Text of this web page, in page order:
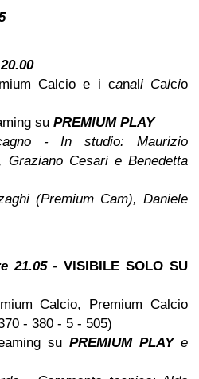
Calcio e i canali Calcio
su PREMIUM PLAY
- In studio:Maurizio
Graziano Cesari e Benedetta
(Premium Cam), Daniele
21.05 -VISIBILE SOLO SU
Calcio, Premium Calcio
- 380 - 5 - 505)
su PREMIUM PLAYe